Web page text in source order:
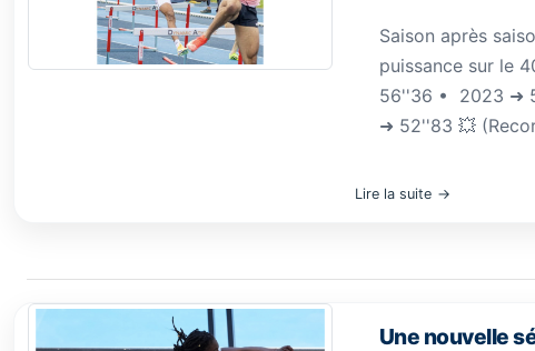
Saison après
puissance sur le
56''36 •⁠ ⁠2023 ➜
➜ 52''83 💥
Lire la suite
Une nouvelle